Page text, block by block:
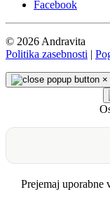
Facebook
© 2026 Andravita
Politika zasebnosti |
×
Prejemaj uporabne